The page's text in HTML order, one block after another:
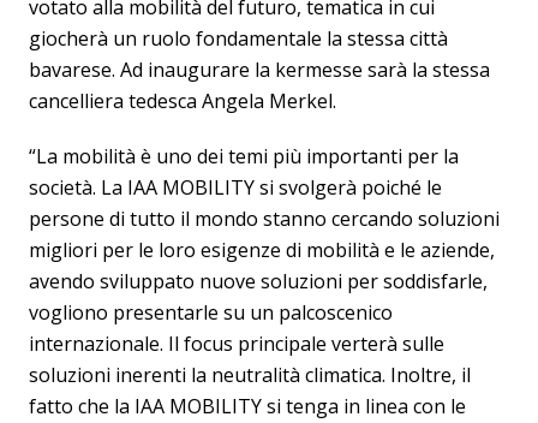
votato alla mobilità del futuro, tematica in cui
giocherà un ruolo fondamentale la stessa città
bavarese. Ad inaugurare la kermesse sarà la stessa
cancelliera tedesca Angela Merkel.
“La mobilità è uno dei temi più importanti per la
società. La IAA MOBILITY si svolgerà poiché le
persone di tutto il mondo stanno cercando soluzioni
migliori per le loro esigenze di mobilità e le aziende,
avendo sviluppato nuove soluzioni per soddisfarle,
vogliono presentarle su un palcoscenico
internazionale. Il focus principale verterà sulle
soluzioni inerenti la neutralità climatica. Inoltre, il
fatto che la IAA MOBILITY si tenga in linea con le